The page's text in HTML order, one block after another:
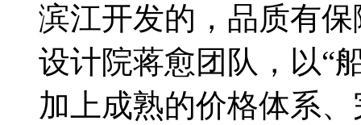
滨江开发的，品质有
设计院蒋愈团队，以“
加上成熟的价格体系